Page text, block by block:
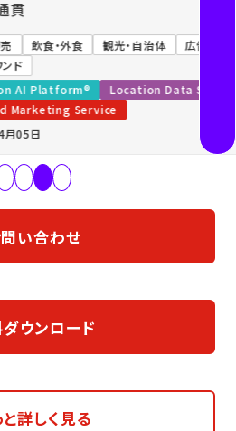
観光・自治体
広告代理店
Location Data Service
い合わせ
ウンロード
と詳しく見る